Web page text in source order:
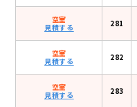
空室
見積する
281
空室
見積する
282
空室
見積する
283